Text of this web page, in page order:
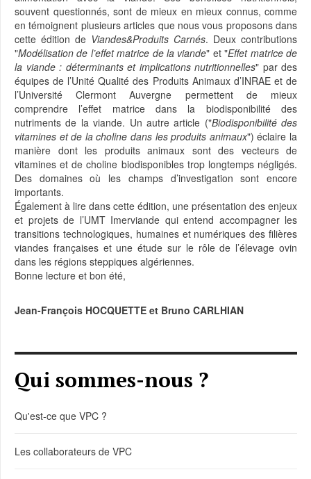
souvent questionnés, sont de mieux en mieux connus, comme
en témoignent plusieurs articles que nous vous proposons dans
cette édition de Viandes&Produits Carnés. Deux contributions
"Modélisation de l’effet matrice de la viande" et "Effet matrice de
la viande : déterminants et implications nutritionnelles" par des
équipes de l’Unité Qualité des Produits Animaux d’INRAE et de
l’Université Clermont Auvergne permettent de mieux
comprendre l’effet matrice dans la biodisponibilité des
nutriments de la viande. Un autre article ("Biodisponibilité des
vitamines et de la choline dans les produits animaux") éclaire la
manière dont les produits animaux sont des vecteurs de
vitamines et de choline biodisponibles trop longtemps négligés.
Des domaines où les champs d’investigation sont encore
importants.
Également à lire dans cette édition, une présentation des enjeux
et projets de l’UMT Imerviande qui entend accompagner les
transitions technologiques, humaines et numériques des filières
viandes françaises et une étude sur le rôle de l’élevage ovin
dans les régions steppiques algériennes.
Bonne lecture et bon été,
Jean-François HOCQUETTE et Bruno CARLHIAN
Qui sommes-nous ?
Qu'est-ce que VPC ?
Les collaborateurs de VPC